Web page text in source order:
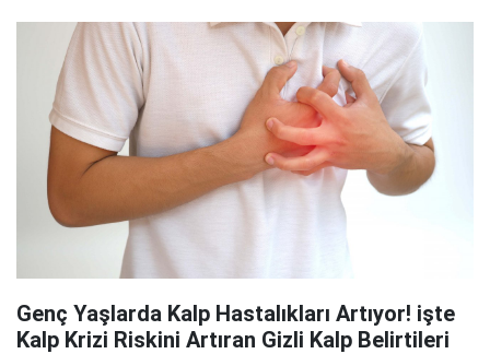
Genç Yaşlarda Kalp Hastalıkları Artıyor! işte
Kalp Krizi Riskini Artıran Gizli Kalp Belirtileri